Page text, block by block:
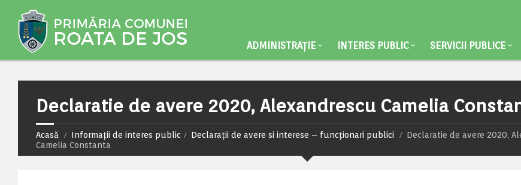
ADMINISTRAȚIE INTERES PUBLIC SERVICII PUBLICE
Declaratie de avere 2020, Alexandrescu Camelia
Acasă Informații de interes public Declarații de avere si interese – funcționari publici
Declaratie de avere 2020,
Camelia Constanta